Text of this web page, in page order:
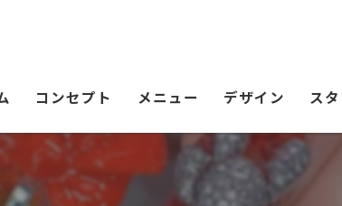
コンセプト メニュー デザイン ス